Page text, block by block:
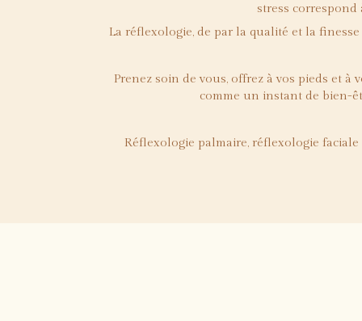
stress
La réflexologie, de par la qualité et la
Prenez soin de vous, offrez à vos pieds et
comme un instant de bien-
Réflexologie palmaire, réflexologie